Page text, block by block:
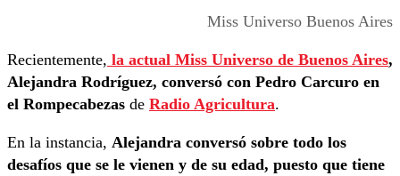
Miss Universo Buenos Aires
Recientemente, la actual Miss Universo de Buenos Aires,
Alejandra Rodríguez, conversó con Pedro Carcuro en
el Rompecabezas de Radio Agricultura.
En la instancia, Alejandra conversó sobre todo los
desafíos que se le vienen y de su edad, puesto que tiene